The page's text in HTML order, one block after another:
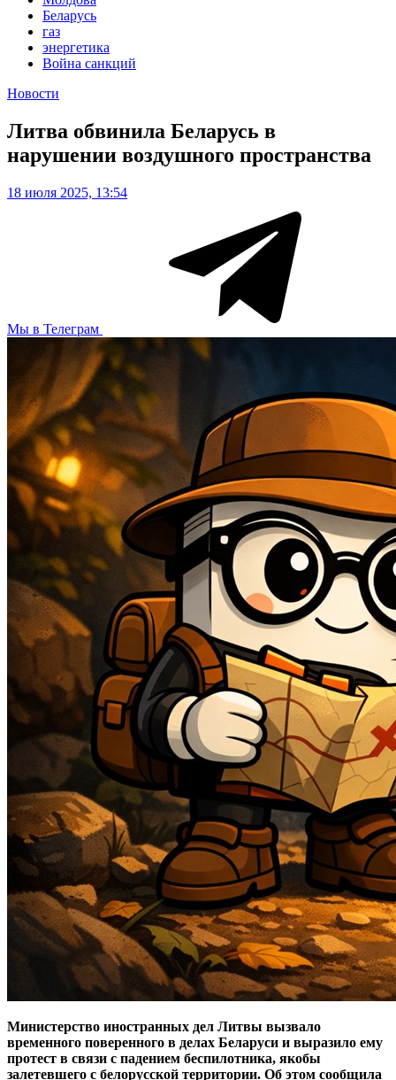
Беларусь
газ
энергетика
Война санкций
Новости
Литва обвинила Беларусь в
нарушении воздушного пространства
18 июля 2025, 13:54
Мы в Телеграм
Министерство иностранных дел Литвы вызвало
временного поверенного в делах Беларуси и выразило ему
протест в связи с падением беспилотника, якобы
залетевшего с белорусской территории. Об этом сообщила